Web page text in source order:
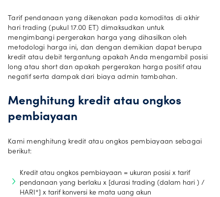
Tarif pendanaan yang dikenakan pada komoditas di akhir
hari trading (pukul 17.00 ET) dimaksudkan untuk
mengimbangi pergerakan harga yang dihasilkan oleh
metodologi harga ini, dan dengan demikian dapat berupa
kredit atau debit tergantung apakah Anda mengambil posisi
long atau short dan apakah pergerakan harga positif atau
negatif serta dampak dari biaya admin tambahan.
Menghitung kredit atau ongkos
pembiayaan
Kami menghitung kredit atau ongkos pembiayaan sebagai
berikut:
Kredit atau ongkos pembiayaan = ukuran posisi x tarif
pendanaan yang berlaku x [durasi trading (dalam hari ) /
HARI*] x tarif konversi ke mata uang akun